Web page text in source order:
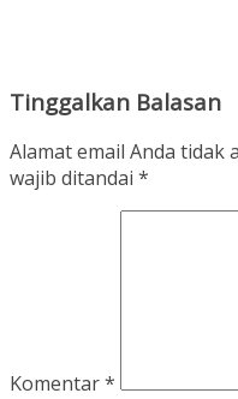
Tinggalkan Balasan
Alamat email Anda tidak
wajib ditandai *
Komentar*